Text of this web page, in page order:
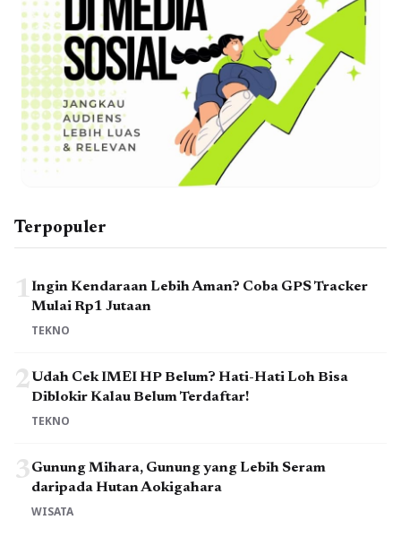
Terpopuler
1Ingin Kendaraan Lebih Aman? Coba GPS Tracker
Mulai Rp1 Jutaan
TEKNO
2Udah Cek IMEI HP Belum? Hati-Hati Loh Bisa
Diblokir Kalau Belum Terdaftar!
TEKNO
3Gunung Mihara, Gunung yang Lebih Seram
daripada Hutan Aokigahara
WISATA